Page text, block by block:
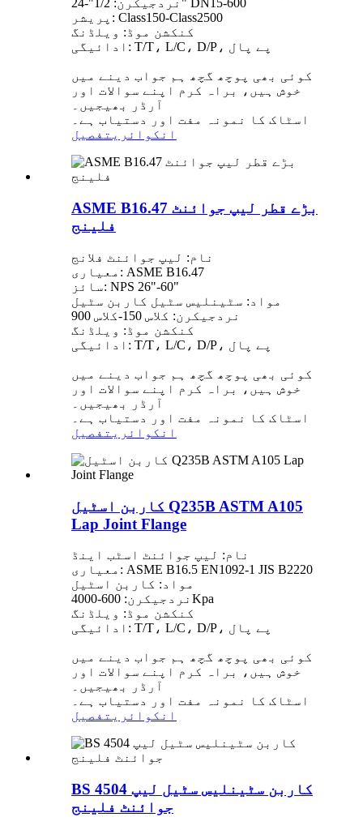
نردجیکرن: 1/2"-24" DN15-600
پریشر: Class150-Class2500
کنکشن موڈ: ویلڈنگ
ادائیگی: T/T، L/C، D/P، پے پال
کوئی بھی پوچھ گچھ ہم جواب دینے میں
خوش ہیں، براہ کرم اپنے سوالات اور
آرڈر بھیجیں۔
اسٹاک کا نمونہ مفت اور دستیاب ہے۔
انکوائری تفصیل
ASME B16.47 بڑے قطر لیپ جوائنٹ
فلینج
نام: لیپ جوائنٹ فلانج
معیاری: ASME B16.47
سائز: NPS 26"-60"
مواد: سٹینلیس سٹیل کاربن سٹیل
نردجیکرن: کلاس 150-کلاس 900
کنکشن موڈ: ویلڈنگ
ادائیگی: T/T، L/C، D/P، پے پال
کوئی بھی پوچھ گچھ ہم جواب دینے میں
خوش ہیں، براہ کرم اپنے سوالات اور
آرڈر بھیجیں۔
اسٹاک کا نمونہ مفت اور دستیاب ہے۔
انکوائری تفصیل
کاربن اسٹیل Q235B ASTM A105
Lap Joint Flange
نام: لیپ جوائنٹ اسٹب اینڈ
معیاری: ASME B16.5 EN1092-1 JIS B2220
مواد: کاربن اسٹیل
نردجیکرن: 600-4000Kpa
کنکشن موڈ: ویلڈنگ
ادائیگی: T/T، L/C، D/P، پے پال
کوئی بھی پوچھ گچھ ہم جواب دینے میں
خوش ہیں، براہ کرم اپنے سوالات اور
آرڈر بھیجیں۔
اسٹاک کا نمونہ مفت اور دستیاب ہے۔
انکوائری تفصیل
BS 4504 کاربن سٹینلیس سٹیل لیپ
جوائنٹ فلینج